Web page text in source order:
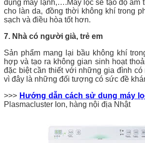
dụng máy lạnh,….Máy lọc sẽ tạo độ ẩm
cho làn da, đồng thời không khí trong
sạch và điều hòa tốt hơn.
7. Nhà có người già, trẻ em
Sản phẩm mang lại bầu không khí
hợp và tạo ra không gian sinh hoạt
đặc biệt cần thiết với những gia đình
vì đây là những đối tượng có sức đề
>>> Hướng dẫn cách sử dụng máy
Plasmacluster Ion, hàng nội địa Nhật